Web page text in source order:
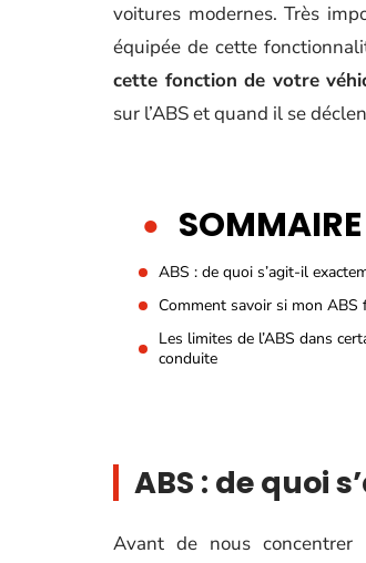
voitures modernes. Très
équipée de cette
cette fonction de votre
sur l’ABS et quand il se
SOMMAIRE
ABS : de quoi s’agit-il
Comment savoir si mon ABS
Les limites de l’ABS dans
conduite
ABS : de quoi
Avant de nous